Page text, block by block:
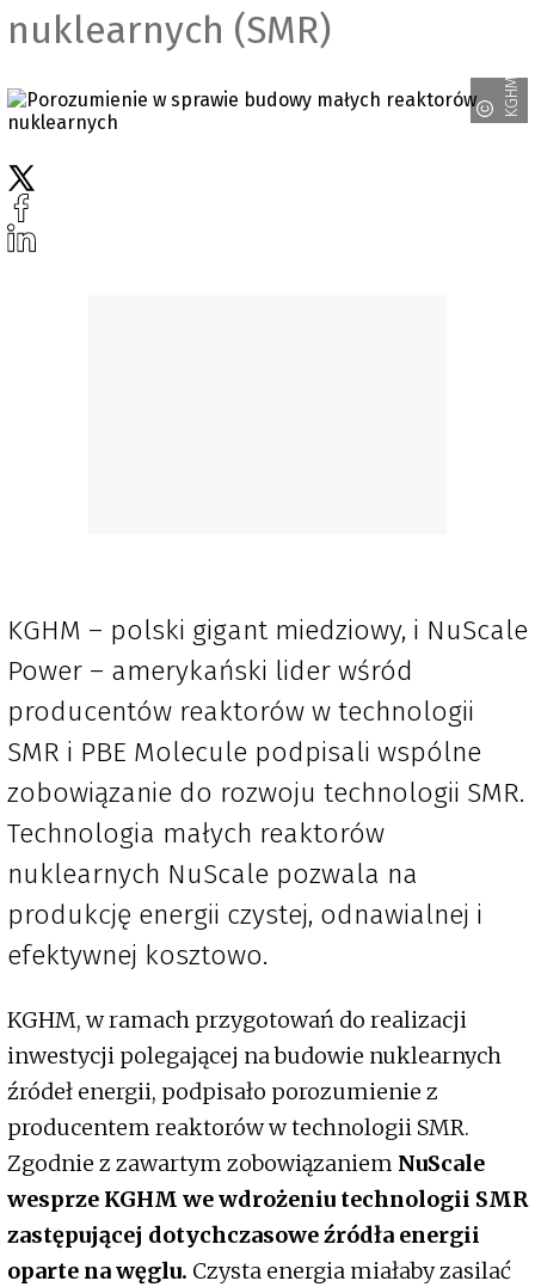
nuklearnych (SMR)
KGHM
KGHM – polski gigant miedziowy, i NuScale
Power – amerykański lider wśród
producentów reaktorów w technologii
SMR i PBE Molecule podpisali wspólne
zobowiązanie do rozwoju technologii SMR.
Technologia małych reaktorów
nuklearnych NuScale pozwala na
produkcję energii czystej, odnawialnej i
efektywnej kosztowo.
KGHM, w ramach przygotowań do realizacji
inwestycji polegającej na budowie nuklearnych
źródeł energii, podpisało porozumienie z
producentem reaktorów w technologii SMR.
Zgodnie z zawartym zobowiązaniem NuScale
wesprze KGHM we wdrożeniu technologii SMR
zastępującej dotychczasowe źródła energii
oparte na węglu. Czysta energia miałaby zasilać